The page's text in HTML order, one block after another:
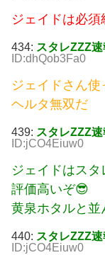
ジェイドは必
434: スタレZZZ速
ID:dhQob3Fa0
ジェイドさん
ヘルタ無双だ
439: スタレZZZ速
ID:jCO4Eiuw0
ジェイドはス
評価高いぞ😎
黄泉ホタルと並
440: スタレZZZ速
ID:jCO4Eiuw0